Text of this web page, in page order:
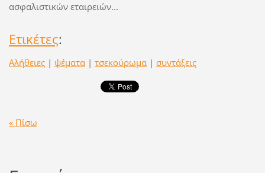
ασφαλιστικών εταιρειών...
Ετικέτες:
Αλήθειες | ψέματα | τσεκούρωμα | συντάξεις
« Πίσω